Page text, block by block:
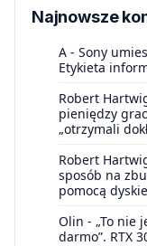
Najnowsze
A - Sony
Etykieta
Robert
pieniędzy
„otrzymali
Robert
sposób na
pomocą
Olin - „To nie
darmo”. RTX